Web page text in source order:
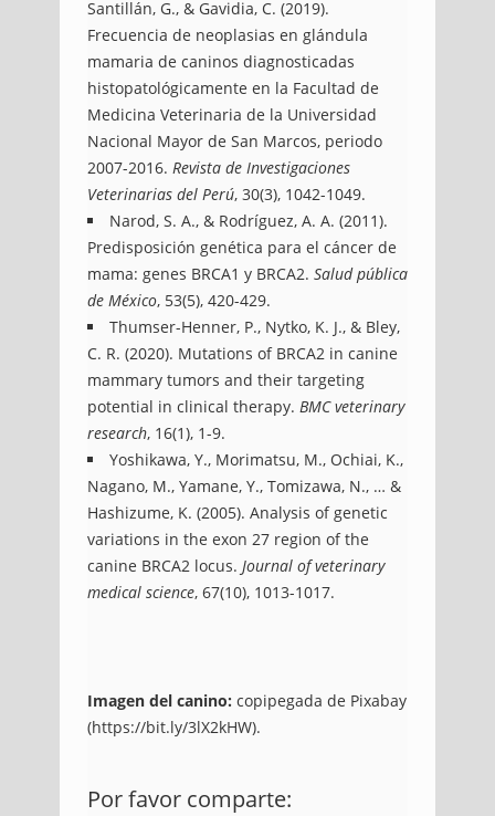
Santillán, G., & Gavidia, C. (2019).
Frecuencia de neoplasias en glándula
mamaria de caninos diagnosticadas
histopatológicamente en la Facultad de
Medicina Veterinaria de la Universidad
Nacional Mayor de San Marcos, periodo
2007-2016. Revista de Investigaciones
Veterinarias del Perú, 30(3), 1042-1049.
Narod, S. A., & Rodríguez, A. A. (2011).
Predisposición genética para el cáncer de
mama: genes BRCA1 y BRCA2. Salud pública
de México, 53(5), 420-429.
Thumser-Henner, P., Nytko, K. J., & Bley,
C. R. (2020). Mutations of BRCA2 in canine
mammary tumors and their targeting
potential in clinical therapy. BMC veterinary
research, 16(1), 1-9.
Yoshikawa, Y., Morimatsu, M., Ochiai, K.,
Nagano, M., Yamane, Y., Tomizawa, N., … &
Hashizume, K. (2005). Analysis of genetic
variations in the exon 27 region of the
canine BRCA2 locus. Journal of veterinary
medical science, 67(10), 1013-1017.
Imagen del canino: copipegada de Pixabay
(https://bit.ly/3lX2kHW).
Por favor comparte:
de-variantes-geneticas-